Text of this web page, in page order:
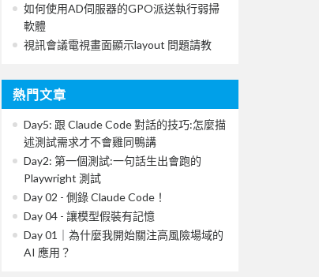
如何使用AD伺服器的GPO派送執行弱掃
軟體
視訊會議電視畫面顯示layout 問題請教
熱門文章
Day5: 跟 Claude Code 對話的技巧:怎麼描
述測試需求才不會雞同鴨講
Day2: 第一個測試:一句話生出會跑的
Playwright 測試
Day 02 - 側錄 Claude Code！
Day 04 - 讓模型假裝有記憶
Day 01｜為什麼我開始關注高風險場域的
AI 應用？